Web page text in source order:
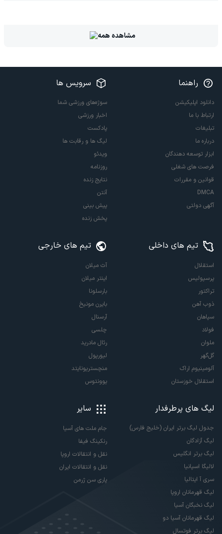
مشاهده همه
راهنما
دانلود اپلیکیشن
ارتباط با ما
تبلیغات
درباره ما
ابزار توسعه دهندگان
فرصت های شغلی
قوانین و مقررات
DMCA
آگهی دولتی
سرویس ها
سوژه‌های ورزشی شما
اخبار ورزشی
پادکست
لیگ ها و رقابت ها
ویدئو
روزنامه
نتایج زنده
آنتن
پیش بینی
پخش زنده
تیم های داخلی
استقلال
پرسپولیس
تراکتور
ذوب آهن
سپاهان
فولاد
ملوان
گل‌گهر
آلومینیوم اراک
استقلال خوزستان
تیم های خارجی
آث میلان
اینتر میلان
بارسلونا
بایرن مونیخ
آرسنال
چلسی
رئال مادرید
لیورپول
منچستریونایتد
یوونتوس
لیگ های پرطرفدار
جدول لیگ برتر ایران (خلیج فارس)
لیگ آزادگان
لیگ برتر انگلیس
لالیگا اسپانیا
سری آ ایتالیا
لیگ قهرمانان اروپا
لیگ نخبگان آسیا
لیگ قهرمانان آسیا دو
لیگ برتر فوتسال
سایر
جام ملت های آسیا
رنکینگ فیفا
نقل و انتقالات اروپا
نقل و انتقالات ایران
پاری سن ژرمن